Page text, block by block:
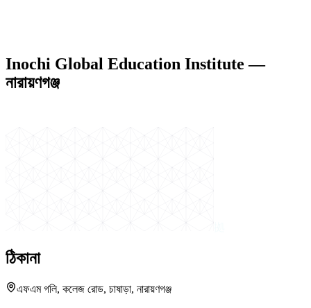
Inochi Global Education Institute —
নারায়ণগঞ্জ
ঠিকানা
এফএম গলি, কলেজ রোড, চাষাড়া, নারায়ণগঞ্জ